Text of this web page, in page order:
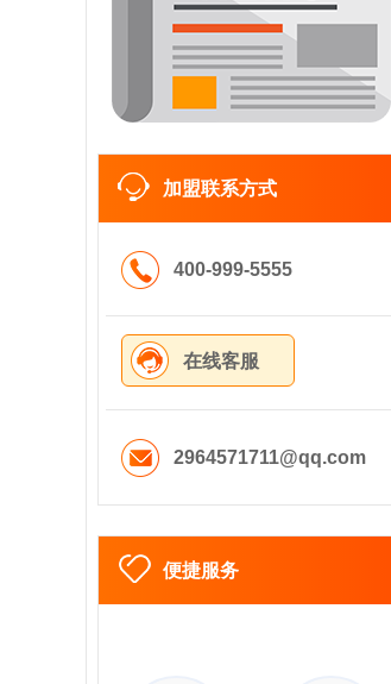
加盟联系方式
400-999-5555
在线客服
2964571711@qq.com
便捷服务